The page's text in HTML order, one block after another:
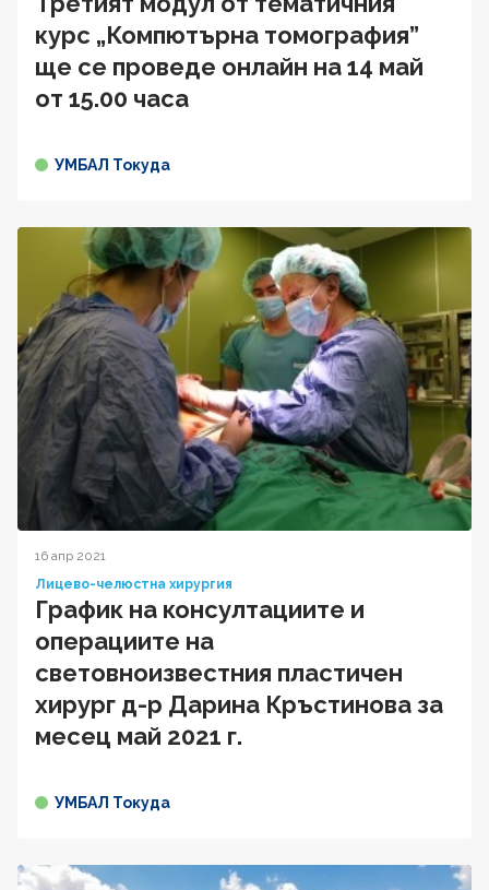
курс „Компютърна томография”
ще се проведе онлайн на 14 май
от 15.00 часа
УМБАЛ Токуда
16 апр 2021
Лицево-челюстна хирургия
График на консултациите и
операциите на
световноизвестния пластичен
хирург д-р Дарина Кръстинова за
месец май 2021 г.
УМБАЛ Токуда